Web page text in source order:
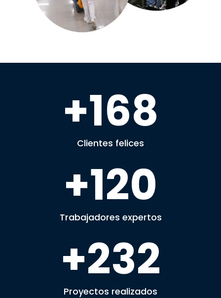
168
Clientes felices
120
Trabajadores expertos
232
Proyectos realizados